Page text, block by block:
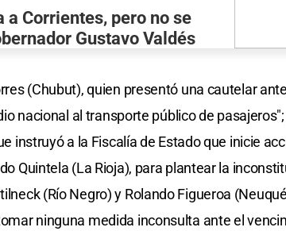
Corrientes, pero no se
Gustavo Valdés
(Chubut), quien presentó una cautelar
nacional al transporte público de pasajeros";
instruyó a la Fiscalía de Estado que inicie
Quintela (La Rioja), para plantear la
(Río Negro) y Rolando Figueroa
ninguna medida inconsulta ante el